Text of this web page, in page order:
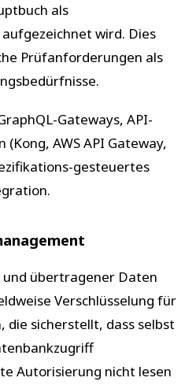
als
wird. Dies
Prüfanforderungen als
Gateways, API-
AWS API Gateway,
gesteuertes
und übertragener Daten
Verschlüsselung für
die sicherstellt, dass selbst
Autorisierung nicht lesen